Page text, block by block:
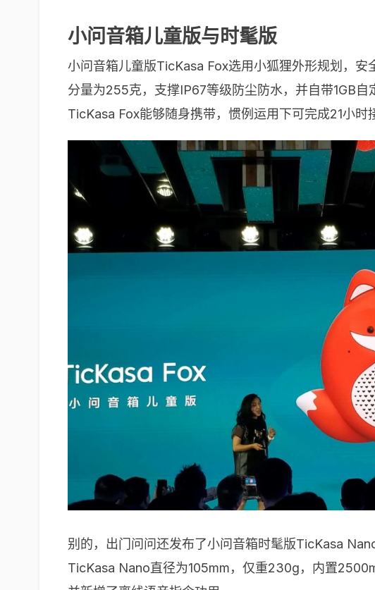
小问音箱儿童版与时髦版
小问音箱儿童版TicKasa Fox选用小狐狸外形规划，
分量为255克，支撑IP67等级防尘防水，并自带1GB
TicKasa Fox能够随身携带，惯例运用下可完成21小时
别的，出门问问还发布了小问音箱时髦版TicKasa
TicKasa Nano直径为105mm，仅重230g，内置